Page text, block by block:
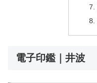
電子印鑑｜井波